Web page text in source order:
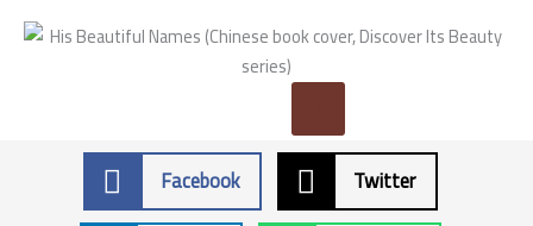
Facebook
Twitter